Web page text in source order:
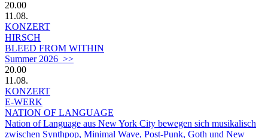
20.00
11.08.
KONZERT
HIRSCH
BLEED FROM WITHIN
Summer 2026 >>
20.00
11.08.
KONZERT
E-WERK
NATION OF LANGUAGE
Nation of Language aus New York City bewegen sich musikalisch
zwischen Synthpop, Minimal Wave, Post-Punk, Goth und New